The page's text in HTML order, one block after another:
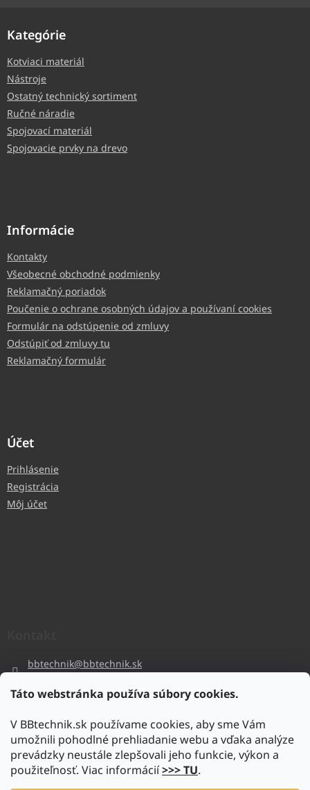
Táto webstránka používa súbory cookies.
V BBtechnik.sk používame cookies, aby sme Vám
umožnili pohodlné prehliadanie webu a vďaka analýze
prevádzky neustále zlepšovali jeho funkcie, výkon a
použiteľnosť. Viac informácií>>> TU.
Kategórie
Kotviaci materiál
Nástroje
Ostatný technický sortiment
Ručné náradie
Spojovací materiál
Spojovacie prvky na drevo
Informácie
Kontakty
Všeobecné obchodné podmienky
Reklamačný poriadok
Poučenie o ochrane osobných údajov a používaní cookies
Formulár na odstúpenie od zmluvy
Odstúpiť od zmluvy tu
Reklamačný formulár
Účet
Prihlásenie
Registrácia
Môj účet
bbtechnik@bbtechnik.sk
bbtechnik
https://www.youtube.com/@bb-techniks.r.o.7746